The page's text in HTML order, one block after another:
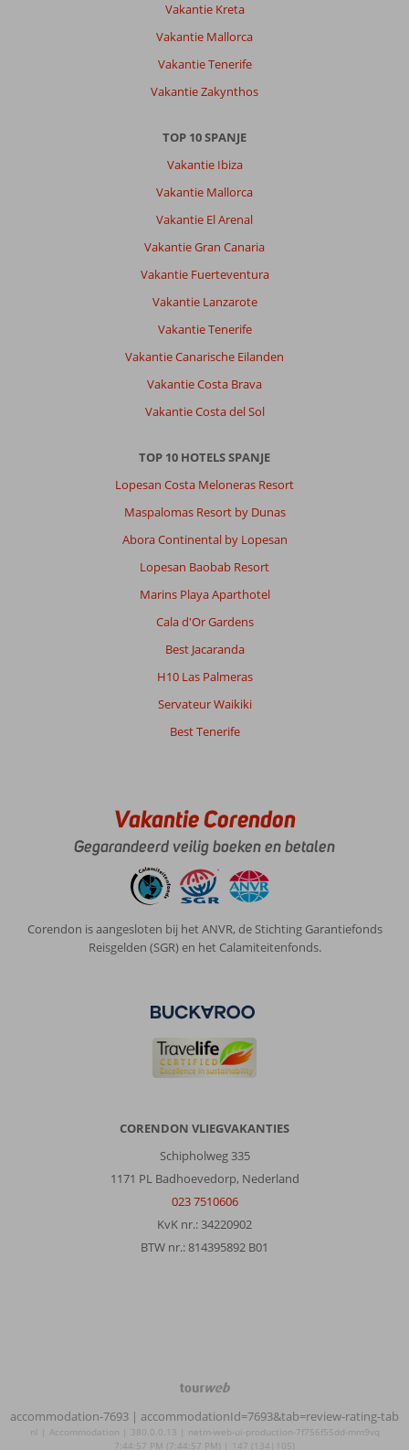
Vakantie Kreta
Vakantie Mallorca
Vakantie Tenerife
Vakantie Zakynthos
TOP 10 SPANJE
Vakantie Ibiza
Vakantie Mallorca
Vakantie El Arenal
Vakantie Gran Canaria
Vakantie Fuerteventura
Vakantie Lanzarote
Vakantie Tenerife
Vakantie Canarische Eilanden
Vakantie Costa Brava
Vakantie Costa del Sol
TOP 10 HOTELS SPANJE
Lopesan Costa Meloneras Resort
Maspalomas Resort by Dunas
Abora Continental by Lopesan
Lopesan Baobab Resort
Marins Playa Aparthotel
Cala d'Or Gardens
Best Jacaranda
H10 Las Palmeras
Servateur Waikiki
Best Tenerife
Vakantie Corendon
Gegarandeerd veilig boeken en betalen
Corendon is aangesloten bij het ANVR, de Stichting Garantiefonds
Reisgelden (SGR) en het Calamiteitenfonds.
CORENDON VLIEGVAKANTIES
Schipholweg 335
1171 PL Badhoevedorp, Nederland
023 7510606
KvK nr.: 34220902
BTW nr.: 814395892 B01
TourWeb
©
NetMatch
accommodation-7693 | accommodationId=7693&tab=review-rating-tab
nl | Accommodation | 380.0.0.13 | netm-web-ui-production-7f756f55dd-mm9vq
7:44:57 PM (7:44:57 PM) | 147 (134|105)